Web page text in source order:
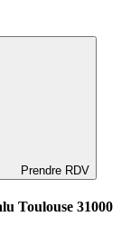
Prendre RDV
Toulouse 31000